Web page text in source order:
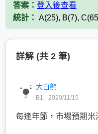
答案： 登入後查看
統計： A(25), B(7),
詳解 (共 2 筆)
大白熊
B1 · 2020/11/15
每逢年節，市場預期